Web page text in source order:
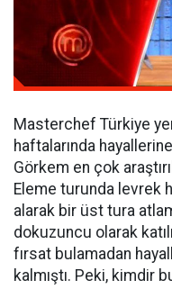
Masterchef Türkiye
haftalarında
Görkem en çok
Eleme turunda levrek
alarak bir üst tura
dokuzuncu olarak
fırsat bulamadan
kalmıştı. Peki, kimdir